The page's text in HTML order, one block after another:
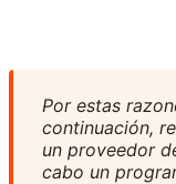
Por estas
continuación,
un proveedor
cabo un